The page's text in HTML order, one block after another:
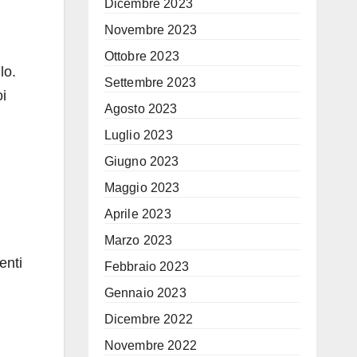
Dicembre 2023
Novembre 2023
Ottobre 2023
Settembre 2023
Agosto 2023
Luglio 2023
Giugno 2023
Maggio 2023
Aprile 2023
Marzo 2023
Febbraio 2023
Gennaio 2023
Dicembre 2022
Novembre 2022